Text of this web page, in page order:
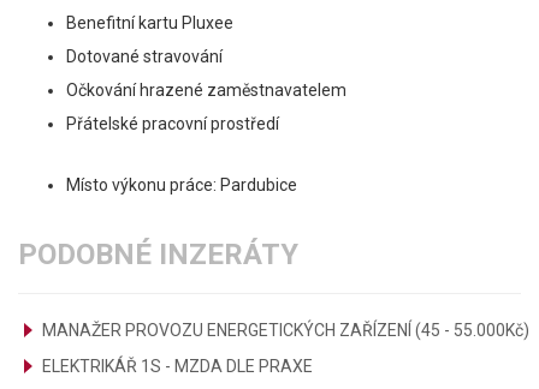
Benefitní kartu Pluxee
Dotované stravování
Očkování hrazené zaměstnavatelem
Přátelské pracovní prostředí
Místo výkonu práce: Pardubice
PODOBNÉ INZERÁTY
MANAŽER PROVOZU ENERGETICKÝCH ZAŘÍZENÍ (45 - 55.000Kč)
ELEKTRIKÁŘ 1S - MZDA DLE PRAXE